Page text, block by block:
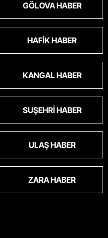
GÖLOVA HABER
HAFIK HABER
KANGAL HABER
SUŞEHRI HABER
ULAŞ HABER
ZARA HABER